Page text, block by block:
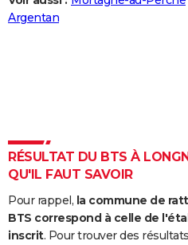
Destinations
City break
Voyage nature
Voyage de noces
Forum
Climat
+
PHOTO
Carte de Noël
Carte Bonne année
Carte Saint-Valentin
Carte Pâques
Carte d'anniversaire
DICTIONNAIRE
Dictionnaire
Biographies
Citations
Expressions
Proverbes
PROGRAMME TV
COPAINS D'AVANT
S'inscrire
Se connecter
Lycées
Collèges
Primaires
Universités
Entreprises
Service militaire
Avis de recherche
Argentan
RÉSULTAT DU BTS À
QU'IL FAUT SAVOIR
Pour rappel, la commune de
BTS correspond à celle de
inscrit. Pour trouver des